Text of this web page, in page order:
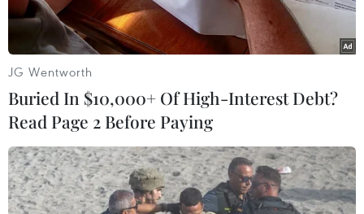
(TTXVN/Vietnam+)
JG Wentworth
Buried In $10,000+ Of High-Interest Debt?
Read Page 2 Before Paying